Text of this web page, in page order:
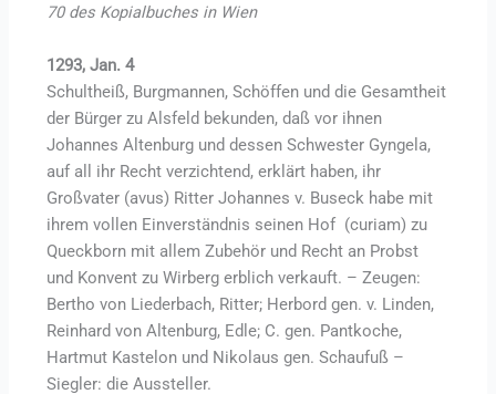
70 des Kopialbuches in Wien
1293, Jan. 4
Schultheiß, Burgmannen, Schöffen und die Gesamtheit
der Bürger zu Alsfeld bekunden, daß vor ihnen
Johannes Altenburg und dessen Schwester Gyngela,
auf all ihr Recht verzichtend, erklärt haben, ihr
Großvater (avus) Ritter Johannes v. Buseck habe mit
ihrem vollen Einverständnis seinen Hof (curiam) zu
Queckborn mit allem Zubehör und Recht an Probst
und Konvent zu Wirberg erblich verkauft. – Zeugen:
Bertho von Liederbach, Ritter; Herbord gen. v. Linden,
Reinhard von Altenburg, Edle; C. gen. Pantkoche,
Hartmut Kastelon und Nikolaus gen. Schaufuß –
Siegler: die Aussteller.